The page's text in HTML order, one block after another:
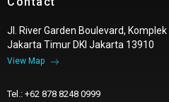
Jl. River Garden Boulevard,
Jakarta Timur DKI Jakarta 13910
View Map
Tel.: +62 878 8248 0999